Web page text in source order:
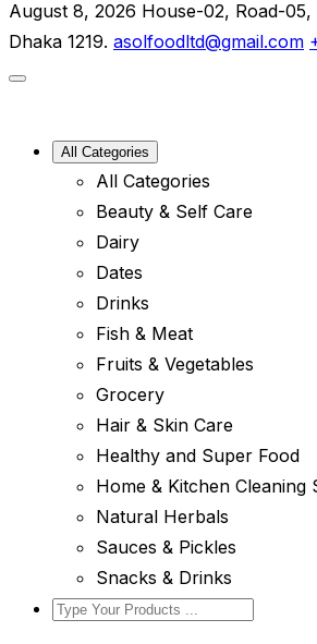
August 8, 2026 House-02, Road-
Dhaka 1219. asolfoodltd@gmail.com
All Categories
All Categories
Beauty & Self Care
Dairy
Dates
Drinks
Fish & Meat
Fruits & Vegetables
Grocery
Hair & Skin Care
Healthy and Super Food
Home & Kitchen Cleaning
Natural Herbals
Sauces & Pickles
Snacks & Drinks